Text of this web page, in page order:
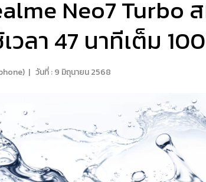
Neo7 Turbo
วลา 47 นาทีเต็ม
| วันที่ :9 มิถุนายน 2568